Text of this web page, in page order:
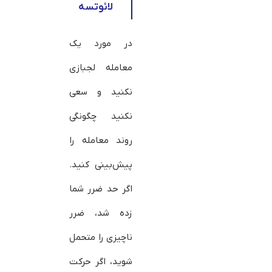
لائوتسه
در مورد یک
معامله لجبازی
نکنید و سعی
نکنید چگونگی
روند معامله را
پیش‌بینی کنید.
اگر حد ضرر شما
زده شد، ضرر
ناچیزی را متحمل
شوید، اگر حرکت